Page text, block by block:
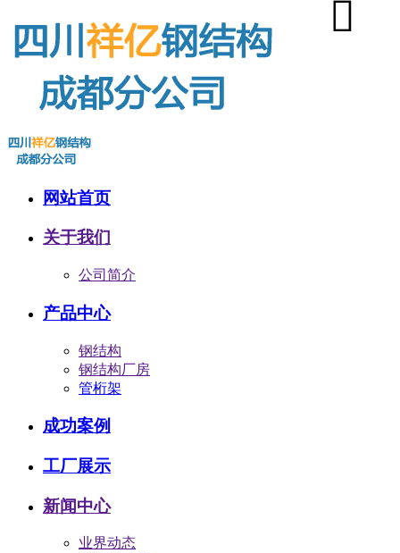
网站首页
关于我们
公司简介
产品中心
钢结构
钢结构厂房
管桁架
成功案例
工厂展示
新闻中心
业界动态